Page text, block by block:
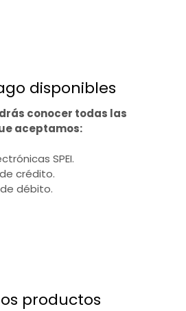
disponibles
conocer todas las
aceptamos:
SPEI.
crédito.
débito.
productos